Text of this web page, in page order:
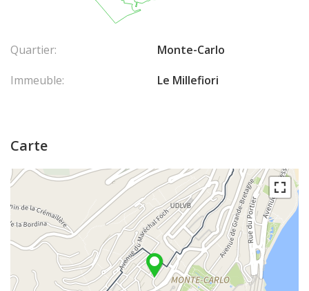
Quartier:
Monte-Carlo
Immeuble:
Le Millefiori
Carte